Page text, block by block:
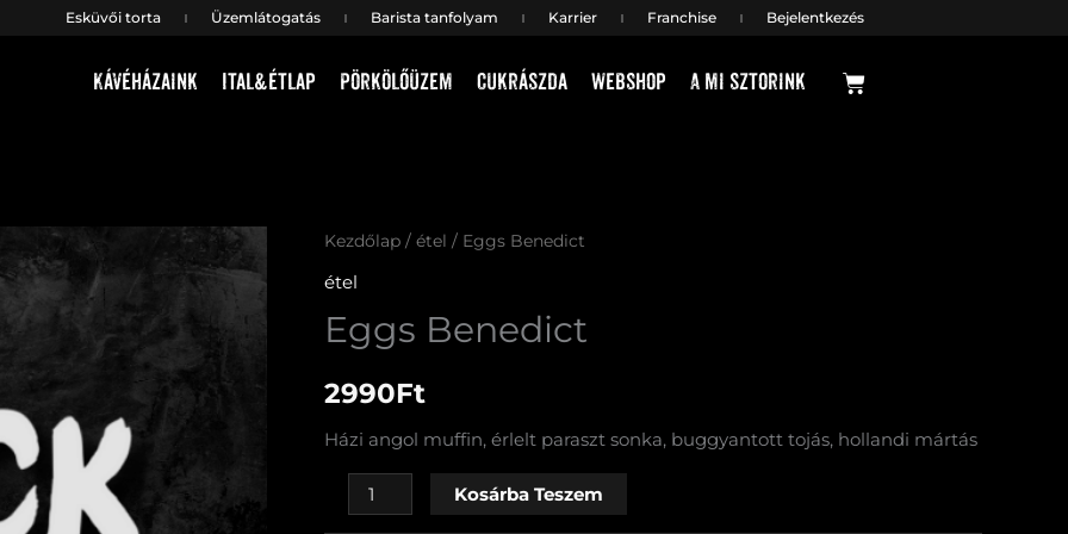
Esküvői torta Üzemlátogatás Barista tanfolyam Karrier Franchise Bejelentkezés
Kávéházaink Ital&étlap Pörkölőüzem Cukrászda Webshop A mi sztorink Kosár
Kezdőlap / étel / Eggs Benedict
étel
Eggs Benedict
2990Ft
Házi angol muffin, érlelt paraszt sonka, buggyantott tojás, hollandi mártás
Eggs
Benedict
Kosárba Teszem